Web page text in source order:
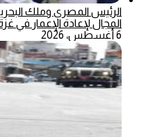
الرئيس المصري وملك
المجال لإعادة الإعمار في
6 أغسطس، 2026